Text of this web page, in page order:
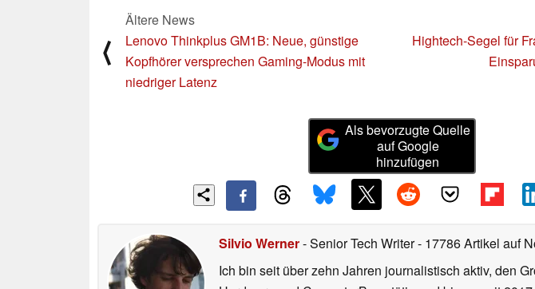
⟨
Ältere News
Lenovo Thinkplus GM1B: Neue, günstige
Kopfhörer versprechen Gaming-Modus mit
niedriger Latenz
Hightech-Segel für
Als bevorzugte Quelle
auf Google
hinzufügen
Silvio Werner- Senior Tech Writer- 17786 Artikel auf
Ich bin seit über zehn Jahren journalistisch aktiv, den